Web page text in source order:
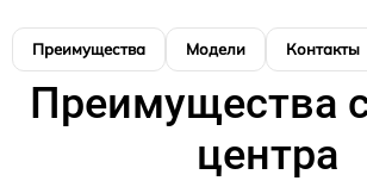
Преимущества Модели Контакты
Преимущества
центра